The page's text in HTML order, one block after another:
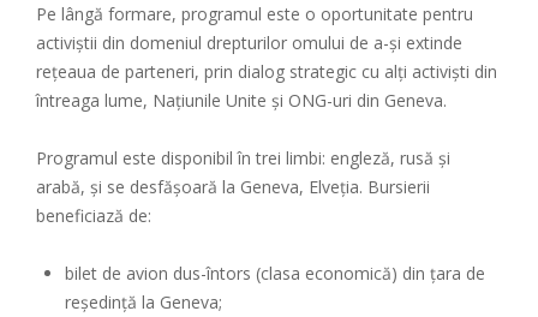
Pe lângă formare, programul este o oportunitate pentru
activiștii din domeniul drepturilor omului de a-și extinde
rețeaua de parteneri, prin dialog strategic cu alți activiști din
întreaga lume, Națiunile Unite și ONG-uri din Geneva.
Programul este disponibil în trei limbi: engleză, rusă și
arabă, și se desfășoară la Geneva, Elveția. Bursierii
beneficiază de:
bilet de avion dus-întors (clasa economică) din țara de
reședință la Geneva;